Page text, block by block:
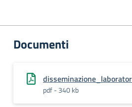
Documenti
pdf - 340 kb